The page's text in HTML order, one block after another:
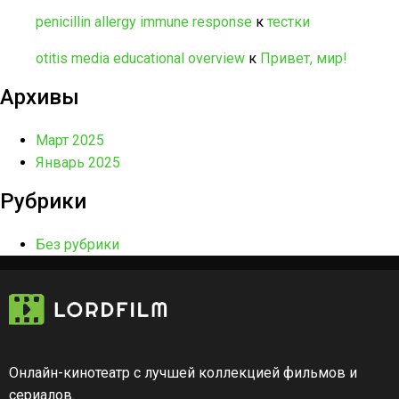
penicillin allergy immune response к тестки
otitis media educational overview к Привет, мир!
Архивы
Март 2025
Январь 2025
Рубрики
Без рубрики
Онлайн-кинотеатр с лучшей коллекцией фильмов и
сериалов.